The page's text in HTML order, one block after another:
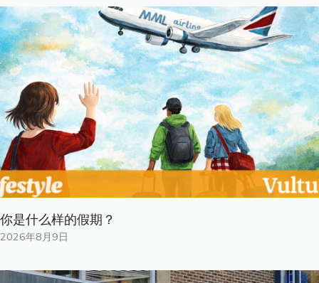
你是什​​么样的假期？
2026年8月9日